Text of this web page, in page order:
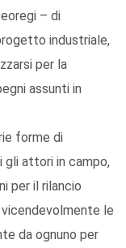
– di
industriale,
per la
assunti in
forme di
attori in campo,
per il rilancio
le
da ognuno per